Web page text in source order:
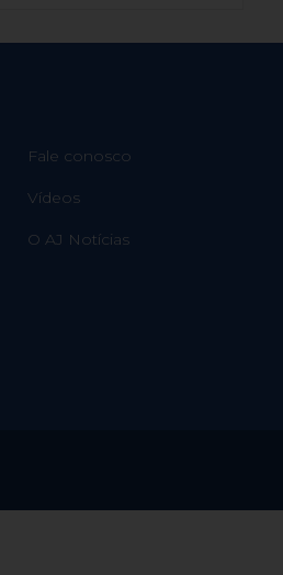
Fale conosco
Vídeos
O AJ Notícias